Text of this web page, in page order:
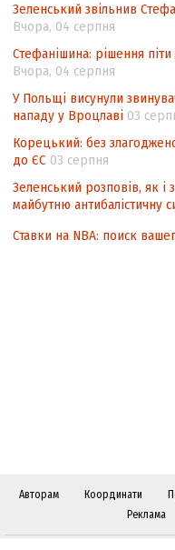
Зеленський звільнив
Вчора, 04 серпня
Стефанішина: рішення
Вчора, 04 серпня
У Польщі висунули
нападу у Вроцлаві 03
Корецький: без
до ЄС 03 серпня
Зеленський розповів, як
майбутню антибалістичну
Ставки на NBA: поиск
Авторам Координати
Реклама